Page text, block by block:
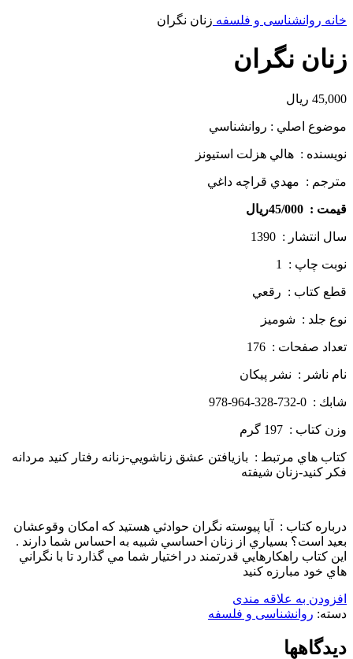
خانه روانشناسی و فلسفه زنان نگران
زنان نگران
45,000 ریال
موضوع اصلي : روانشناسي
نويسنده : هالي هزلت استيونز
مترجم : مهدي قراچه داغي
قيمت : 45/000ريال
سال انتشار : 1390
نوبت چاپ : 1
قطع كتاب : رقعي
نوع جلد : شوميز
تعداد صفحات : 176
نام ناشر : نشر پيكان
شابك : 0-732-328-964-978
وزن كتاب : 197 گرم
كتاب هاي مرتبط : بازيافتن عشق زناشويي-زنانه رفتار كنيد مردانه
فكر كنيد-زنان شيفته
درباره كتاب : آيا پيوسته نگران حوادثي هستيد كه امكان وقوعشان
بعيد است؟ بسياري از زنان احساسي شبيه به احساس شما دارند .
اين كتاب راهكارهايي قدرتمند در اختيار شما مي گذارد تا با نگراني
هاي خود مبارزه كنيد
افزودن به علاقه مندی
دسته: روانشناسی و فلسفه
دیدگاهها